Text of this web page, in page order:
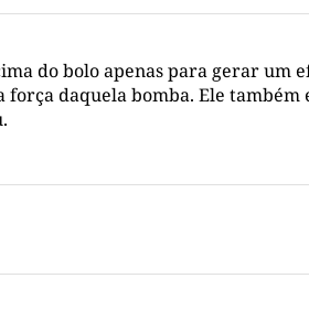
do bolo apenas para gerar um
daquela bomba. Ele também